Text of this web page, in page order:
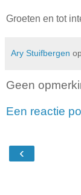
Groeten en tot
Ary Stuifbergen
Geen
Een reactie
‹